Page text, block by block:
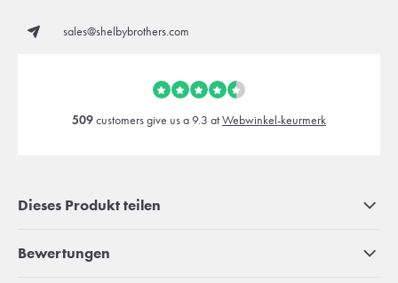
sales@shelbybrothers.com
509customers give us a 9.3 atWebwinkel-keurmerk
Dieses Produkt teilen
Bewertungen